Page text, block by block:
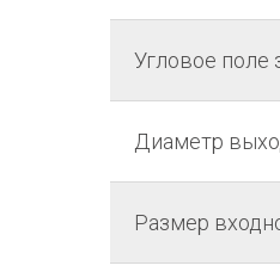
Угловое поле
Диаметр
Размер